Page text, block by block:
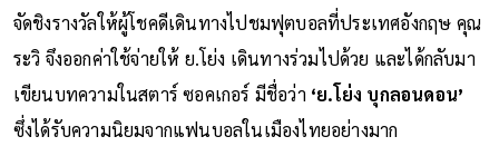
จัดชิงรางวัลให้ผู้โชคดีเดินทางไปชมฟุตบอลที่ประเทศอังกฤษ คุณ
ระวิ จึงออกค่าใช้จ่ายให้ ย.โย่ง เดินทางร่วมไปด้วย และได้กลับมา
เขียนบทความในสตาร์ ซอคเกอร์ มีชื่อว่า ‘ย.โย่ง บุกลอนดอน’
ซึ่งได้รับความนิยมจากแฟนบอลในเมืองไทยอย่างมาก